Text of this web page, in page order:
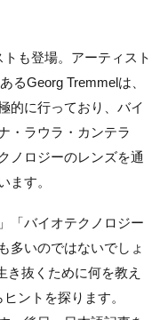
も登場。アーティスト
るGeorg Tremmelは、
的に行っており、バイ
・ラウラ・カンテラ
ノロジーのレンズを通
ます。
「バイオテクノロジー
多いのではないでしょ
き抜くために何を教え
ントを探ります。